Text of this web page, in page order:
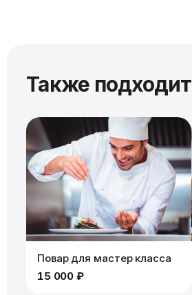
Также подходит
Повар для мастер класса
15 000 ₽